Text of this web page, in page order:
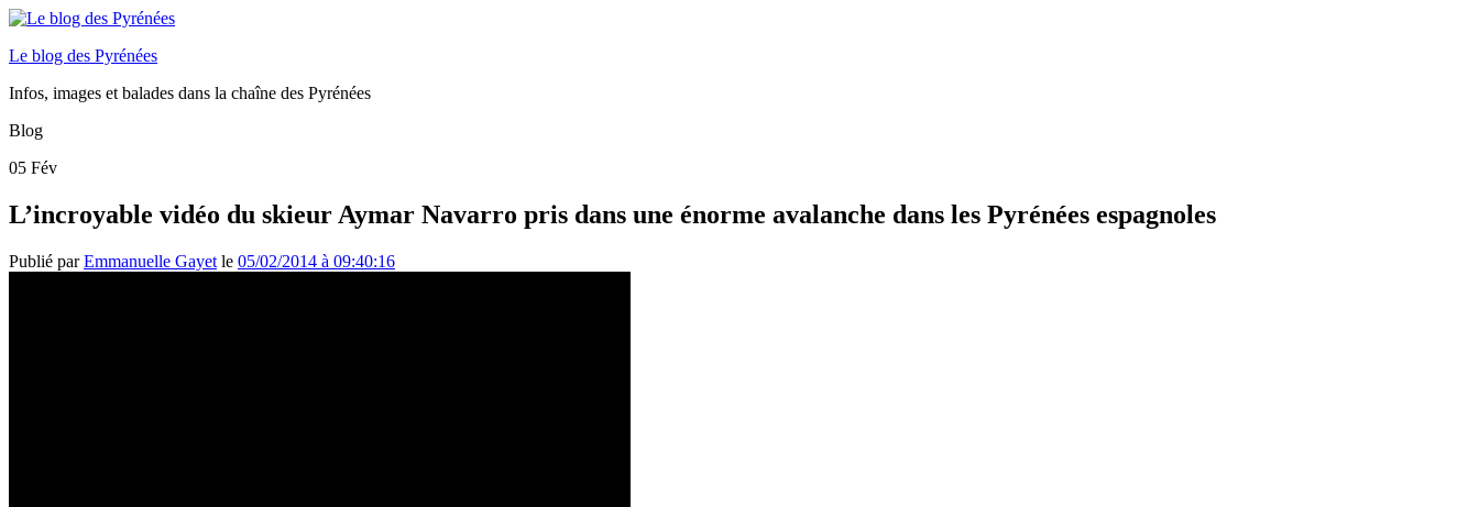
Le blog des Pyrénées
Infos, images et balades dans la chaîne des Pyrénées
Blog
05 Fév
L’incroyable vidéo du skieur Aymar Navarro pris dans une énorme avalanche dans les Pyrénées espagnoles
Publié parEmmanuelle Gayet le 05/02/2014 à 09:40:16